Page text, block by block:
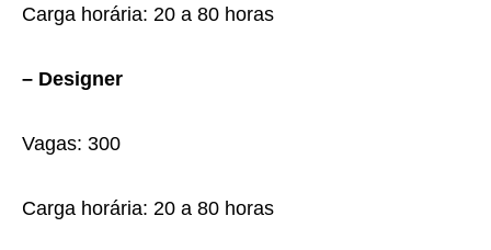
Carga horária: 20 a 80 horas
– Designer
Vagas: 300
Carga horária: 20 a 80 horas